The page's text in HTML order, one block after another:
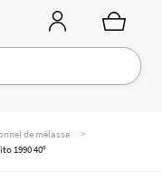
Rechercher
de mélasse
>
1990 40°